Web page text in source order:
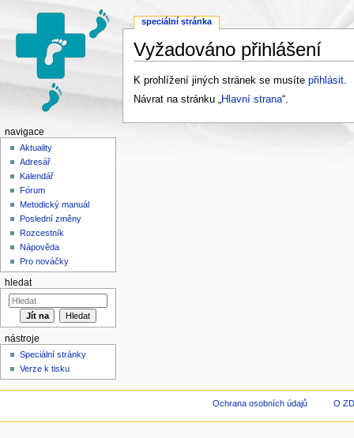
Vyžadováno přihlášení
K prohlížení jiných stránek se musíte přihlásit.
Návrat na stránku „Hlavní strana“.
speciální stránka
navigace
Aktuality
Adresář
Kalendář
Fórum
Metodický manuál
Poslední změny
Rozcestník
Nápověda
Pro nováčky
hledat
nástroje
Speciální stránky
Verze k tisku
Ochrana osobních údajů O